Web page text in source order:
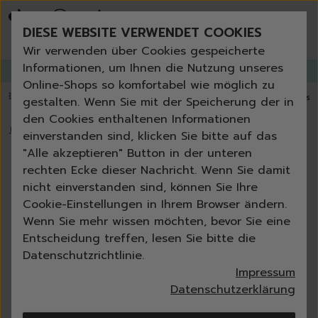
Bestseller
Angebote der Woche
Neu
Essentials für dein Zuhause
Universal & Ökoprodukte
Spring by Jenna
Sets
Reiniger
Küche
Bad | WC
Fenster | Glas | Spiegel
Möbelreiniger
Bodenreiniger
Wischmopps | Besen |
Außenreiniger
Bürsten
Zubehör
Nature All - Öko Reinigung
Erneut bestellen
GANGLETTERabonnieren undbis zu 30%Rabatt erhalten!
💥 Fugenbürste gratis ab 60 € Bestellwert⭐️ 4,8 TrustPilot score📦
🏠
42 Einträge
Melina Kümmel
Reinigung und Imprägnierung
DIESE WEBSITE VERWENDET COOKIES
Wir verwenden über Cookies gespeicherte
Informationen, um Ihnen die Nutzung unseres
Online-Shops so komfortabel wie möglich zu
gestalten. Wenn Sie mit der Speicherung der in
den Cookies enthaltenen Informationen
einverstanden sind, klicken Sie bitte auf das
"Alle akzeptieren" Button in der unteren
rechten Ecke dieser Nachricht. Wenn Sie damit
nicht einverstanden sind, können Sie Ihre
Cookie-Einstellungen in Ihrem Browser ändern.
Wenn Sie mehr wissen möchten, bevor Sie eine
Entscheidung treffen, lesen Sie bitte die
Datenschutzrichtlinie.
Impressum
Datenschutzerklärung